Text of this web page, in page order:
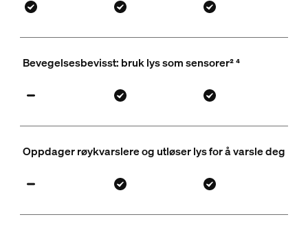
Bevegelsesbevisst: bruk lys som sensorer² ⁴
Oppdager røykvarslere og utløser lys for å varsle deg